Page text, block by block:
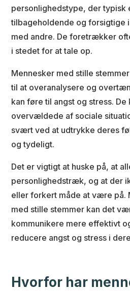
personlighedstype, der typisk
tilbageholdende og forsigtige
med andre. De foretrækker
i stedet for at tale op.
Mennesker med stille
til at overanalysere og
kan føre til angst og stress. De
overvældede af sociale
svært ved at udtrykke deres
og tydeligt.
Det er vigtigt at huske på, at
personlighedstræk, og at der
eller forkert måde at være på.
med stille stemmer kan det
kommunikere mere effektivt
reducere angst og stress i
Hvorfor har